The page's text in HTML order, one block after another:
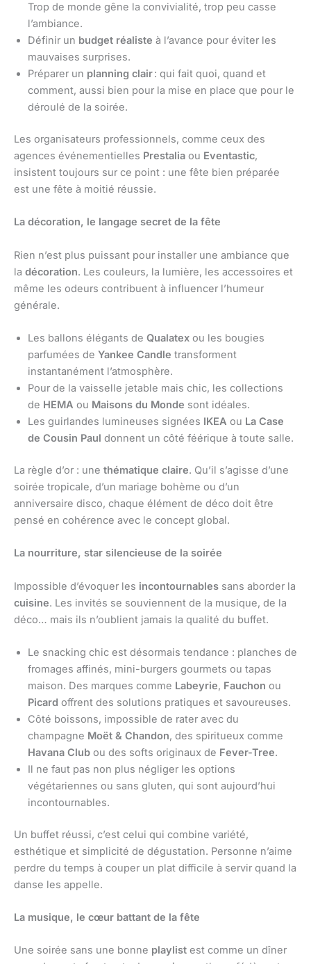
Trop de monde gêne la convivialité, trop peu casse
l’ambiance.
Définir un budget réaliste à l’avance pour éviter les
mauvaises surprises.
Préparer un planning clair: qui fait quoi, quand et
comment, aussi bien pour la mise en place que pour le
déroulé de la soirée.
Les organisateurs professionnels, comme ceux des
agences événementielles Prestalia ou Eventastic,
insistent toujours sur ce point : une fête bien préparée
est une fête à moitié réussie.
La décoration, le langage secret de la fête
Rien n’est plus puissant pour installer une ambiance que
la décoration. Les couleurs, la lumière, les accessoires et
même les odeurs contribuent à influencer l’humeur
générale.
Les ballons élégants de Qualatex ou les bougies
parfumées de Yankee Candle transforment
instantanément l’atmosphère.
Pour de la vaisselle jetable mais chic, les collections
de HEMA ou Maisons du Monde sont idéales.
Les guirlandes lumineuses signées IKEA ou La Case
de Cousin Paul donnent un côté féérique à toute salle.
La règle d’or : une thématique claire. Qu’il s’agisse d’une
soirée tropicale, d’un mariage bohème ou d’un
anniversaire disco, chaque élément de déco doit être
pensé en cohérence avec le concept global.
La nourriture, star silencieuse de la soirée
Impossible d’évoquer les incontournables sans aborder la
cuisine. Les invités se souviennent de la musique, de la
déco… mais ils n’oublient jamais la qualité du buffet.
Le snacking chic est désormais tendance : planches de
fromages affinés, mini-burgers gourmets ou tapas
maison. Des marques comme Labeyrie, Fauchon ou
Picard offrent des solutions pratiques et savoureuses.
Côté boissons, impossible de rater avec du
champagne Moët & Chandon, des spiritueux comme
Havana Club ou des softs originaux de Fever-Tree.
Il ne faut pas non plus négliger les options
végétariennes ou sans gluten, qui sont aujourd’hui
incontournables.
Un buffet réussi, c’est celui qui combine variété,
esthétique et simplicité de dégustation. Personne n’aime
perdre du temps à couper un plat difficile à servir quand la
danse les appelle.
La musique, le cœur battant de la fête
Une soirée sans une bonne playlist est comme un dîner